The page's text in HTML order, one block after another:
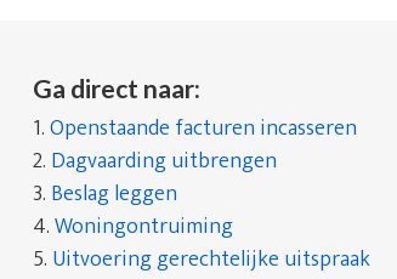
Ga direct naar:
1.Openstaande facturen incasseren
2. Dagvaarding uitbrengen
3. Beslag leggen
4.Woningontruiming
5. Uitvoering gerechtelijke uitspraak